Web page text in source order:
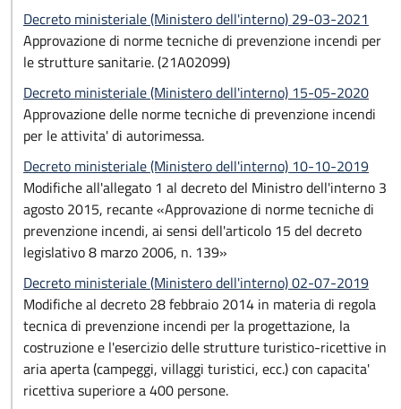
Decreto ministeriale (Ministero dell'interno) 29-03-2021
Approvazione di norme tecniche di prevenzione incendi per
le strutture sanitarie. (21A02099)
Decreto ministeriale (Ministero dell'interno) 15-05-2020
Approvazione delle norme tecniche di prevenzione incendi
per le attivita' di autorimessa.
Decreto ministeriale (Ministero dell'interno) 10-10-2019
Modifiche all'allegato 1 al decreto del Ministro dell'interno 3
agosto 2015, recante «Approvazione di norme tecniche di
prevenzione incendi, ai sensi dell'articolo 15 del decreto
legislativo 8 marzo 2006, n. 139»
Decreto ministeriale (Ministero dell'interno) 02-07-2019
Modifiche al decreto 28 febbraio 2014 in materia di regola
tecnica di prevenzione incendi per la progettazione, la
costruzione e l'esercizio delle strutture turistico-ricettive in
aria aperta (campeggi, villaggi turistici, ecc.) con capacita'
ricettiva superiore a 400 persone.